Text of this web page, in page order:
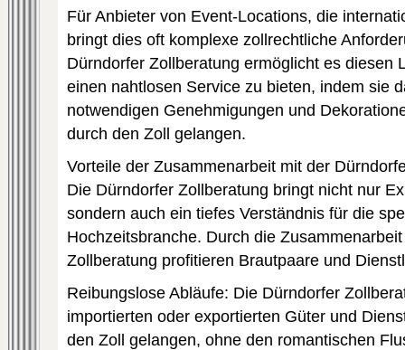
Für Anbieter von Event-Locations, die
bringt dies oft komplexe zollrechtliche
Dürndorfer Zollberatung ermöglicht es diesen
einen nahtlosen Service zu bieten, indem sie
notwendigen Genehmigungen und
durch den Zoll gelangen.
Vorteile der Zusammenarbeit mit der
Die Dürndorfer Zollberatung bringt nicht nur
sondern auch ein tiefes Verständnis für die
Hochzeitsbranche. Durch die
Zollberatung profitieren Brautpaare und
Reibungslose Abläufe: Die Dürndorfer
importierten oder exportierten Güter und
den Zoll gelangen, ohne den romantischen